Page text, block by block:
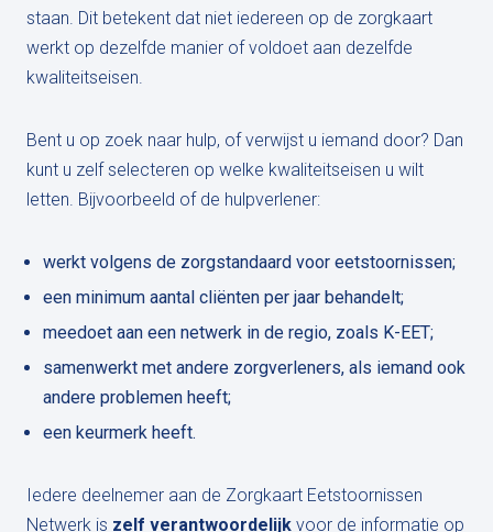
staan. Dit betekent dat niet iedereen op de zorgkaart
werkt op dezelfde manier of voldoet aan dezelfde
kwaliteitseisen.
Bent u op zoek naar hulp, of verwijst u iemand door? Dan
kunt u zelf selecteren op welke kwaliteitseisen u wilt
letten. Bijvoorbeeld of de hulpverlener:
werkt volgens de zorgstandaard voor eetstoornissen;
een minimum aantal cliënten per jaar behandelt;
meedoet aan een netwerk in de regio, zoals K-EET;
samenwerkt met andere zorgverleners, als iemand ook
andere problemen heeft;
een keurmerk heeft.
Iedere deelnemer aan de Zorgkaart Eetstoornissen
Netwerk is zelf verantwoordelijk voor de informatie op